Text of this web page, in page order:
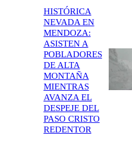
HISTÓRICA
NEVADA EN
MENDOZA:
ASISTEN A
POBLADORES
DE ALTA
MONTAÑA
MIENTRAS
AVANZA EL
DESPEJE DEL
PASO CRISTO
REDENTOR